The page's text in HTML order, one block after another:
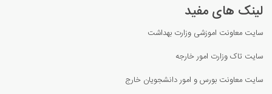
لینک های مفید
سایت معاونت اموزشی وزارت بهداشت
سایت تاک وزارت امور خارجه
سایت معاونت بورس و امور دانشجویان خارج